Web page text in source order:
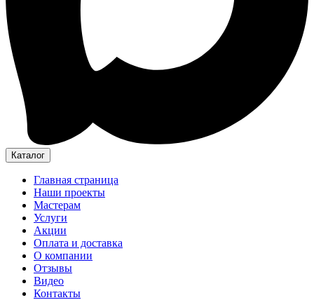
Каталог
Главная страница
Наши проекты
Мастерам
Услуги
Акции
Оплата и доставка
О компании
Отзывы
Видео
Контакты